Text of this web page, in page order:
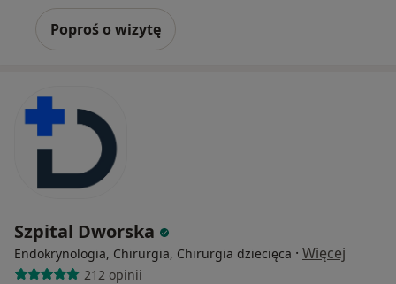
Poproś o wizytę
Szpital Dworska
Endokrynologia, Chirurgia, Chirurgia dziecięca · Więcej
212 opinii